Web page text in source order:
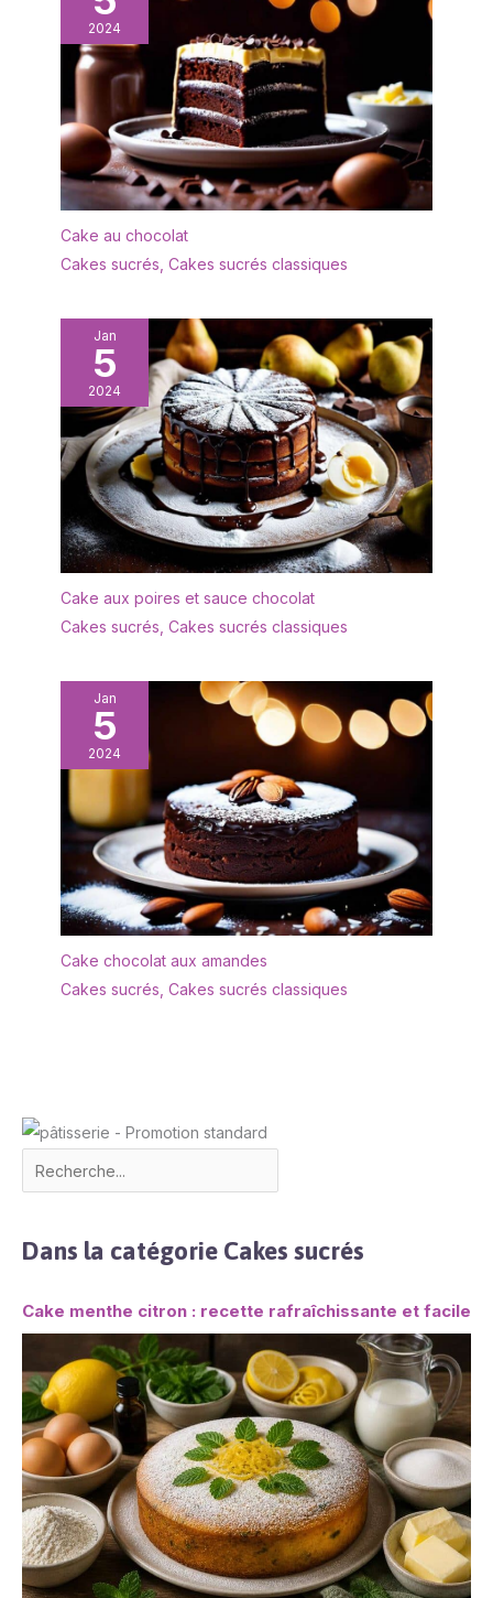
les taches. Il peut être
rincé avec un peu de
liquide vaisselle et d'eau
et est très facile à
entretenir. Afin de
prolonger sa durée de
vie, il est recommandé
de ne pas le nettoyer au
lave-vaisselle. Après le
séché afin de le garder
au sec. ✔[Remarque
rencontrez des
difficultés, n'hésitez pas
à nous contacter. Nous
vous répondrons dans
les 24 heures.
exigence d'entretien
simple garantit qu'ils
continueront à briller lors
de vos événements.
PRÉSENTATION
CULINAIRE : Rehaussez la
présentation de vos
plats avec ces plateaux,
faisant de vos plats la
fois pour un usage
plateaux ajoutent une
touche d'élégance à
toute occasion.
2024
Cake au chocolat
Cakes sucrés Cakes sucrés classiques
Jan
5
2024
Cake aux poires et sauce chocolat
Cakes sucrés Cakes sucrés classiques
Jan
5
2024
Cake chocolat aux amandes
Cakes sucrés Cakes sucrés classiques
Dans la catégorie Cakes sucrés
Cake menthe citron : recette rafraîchissante et facile